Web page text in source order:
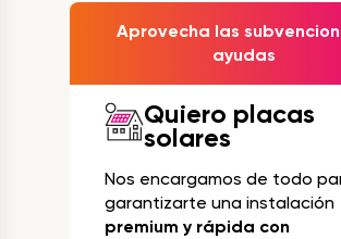
Aprovecha las
ayudas
Quiero placas
solares
Nos encargamos de todo
garantizarte una instalación
premium y rápida con